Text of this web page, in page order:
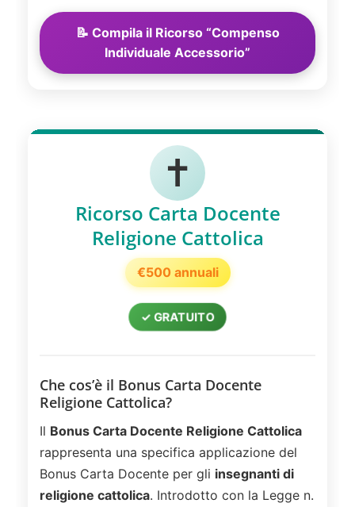
📝 Compila il Ricorso “Compenso
Individuale Accessorio”
✝️
Ricorso Carta Docente
Religione Cattolica
€500 annuali
✓ GRATUITO
Che cos’è il Bonus Carta Docente
Religione Cattolica?
Il Bonus Carta Docente Religione Cattolica
rappresenta una specifica applicazione del
Bonus Carta Docente per gli insegnanti di
religione cattolica. Introdotto con la Legge n.